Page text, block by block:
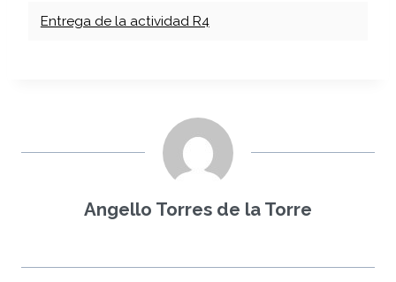
Entrega de la actividad R4
Angello Torres de la Torre